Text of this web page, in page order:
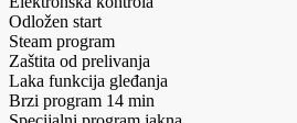
Odložen start
Steam program
Zaštita od prelivanja
Laka funkcija gleđanja
Brzi program 14 min